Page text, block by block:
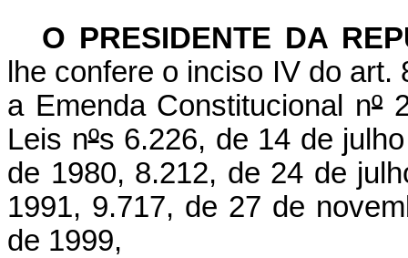
O PRESIDENTE DA
lhe confere o inciso IV do
a Emenda Constitucional nº
Leis nºs 6.226, de 14 de
de 1980, 8.212, de 24 de
1991, 9.717, de 27 de
de 1999,